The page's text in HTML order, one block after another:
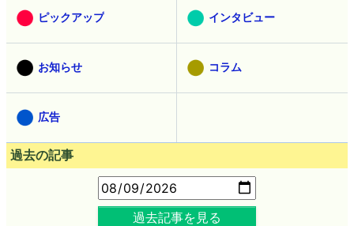
ピックアップ インタビュー
お知らせ コラム
広告
過去の記事
過去記事を見る